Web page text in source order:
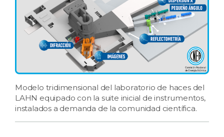
Modelo tridimensional del laboratorio de haces del
LAHN equipado con la suite inicial de instrumentos,
instalados a demanda de la comunidad científica.